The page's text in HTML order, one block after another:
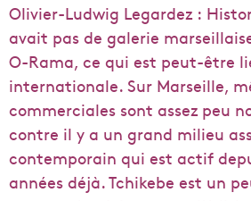
Olivier-Ludwig Legardez :
avait pas de galerie
O-Rama, ce qui est peut-être
internationale. Sur Marseille,
commerciales sont assez peu
contre il y a un grand milieu
contemporain qui est actif
années déjà. Tchikebe est un